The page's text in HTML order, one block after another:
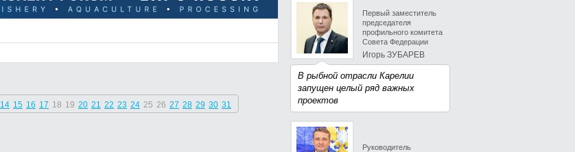
14 15 16 17 18 19 20 21 22 23 24 25 26 27 28 29 30 31
Первый заместитель
председателя
профильного комитета
Совета Федерации
Игорь ЗУБАРЕВ
В рыбной отрасли Карелии
запущен целый ряд важных
проектов
Руководитель